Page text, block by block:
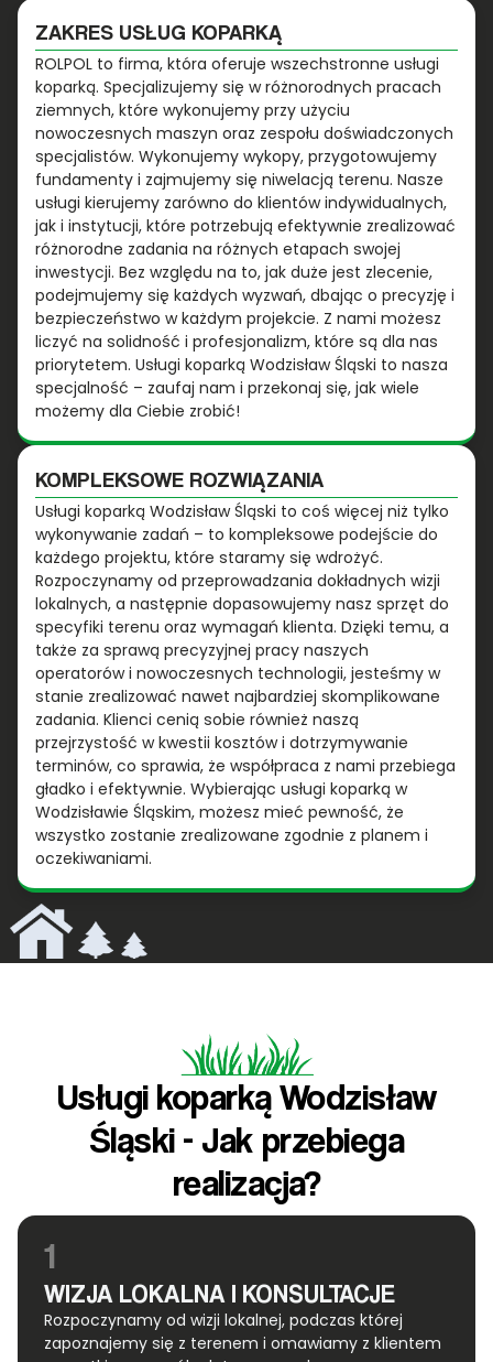
ZAKRES USŁUG KOPARKĄ
ROLPOL to firma, która oferuje wszechstronne usługi
koparką. Specjalizujemy się w różnorodnych pracach
ziemnych, które wykonujemy przy użyciu
nowoczesnych maszyn oraz zespołu doświadczonych
specjalistów. Wykonujemy wykopy, przygotowujemy
fundamenty i zajmujemy się niwelacją terenu. Nasze
usługi kierujemy zarówno do klientów indywidualnych,
jak i instytucji, które potrzebują efektywnie zrealizować
różnorodne zadania na różnych etapach swojej
inwestycji. Bez względu na to, jak duże jest zlecenie,
podejmujemy się każdych wyzwań, dbając o precyzję i
bezpieczeństwo w każdym projekcie. Z nami możesz
liczyć na solidność i profesjonalizm, które są dla nas
priorytetem. Usługi koparką Wodzisław Śląski to nasza
specjalność – zaufaj nam i przekonaj się, jak wiele
możemy dla Ciebie zrobić!
KOMPLEKSOWE ROZWIĄZANIA
Usługi koparką Wodzisław Śląski to coś więcej niż tylko
wykonywanie zadań – to kompleksowe podejście do
każdego projektu, które staramy się wdrożyć.
Rozpoczynamy od przeprowadzania dokładnych wizji
lokalnych, a następnie dopasowujemy nasz sprzęt do
specyfiki terenu oraz wymagań klienta. Dzięki temu, a
także za sprawą precyzyjnej pracy naszych
operatorów i nowoczesnych technologii, jesteśmy w
stanie zrealizować nawet najbardziej skomplikowane
zadania. Klienci cenią sobie również naszą
przejrzystość w kwestii kosztów i dotrzymywanie
terminów, co sprawia, że współpraca z nami przebiega
gładko i efektywnie. Wybierając usługi koparką w
Wodzisławie Śląskim, możesz mieć pewność, że
wszystko zostanie zrealizowane zgodnie z planem i
oczekiwaniami.
Usługi koparką Wodzisław
Śląski - Jak przebiega
realizacja?
1
WIZJA LOKALNA I KONSULTACJE
Rozpoczynamy od wizji lokalnej, podczas której
zapoznajemy się z terenem i omawiamy z klientem